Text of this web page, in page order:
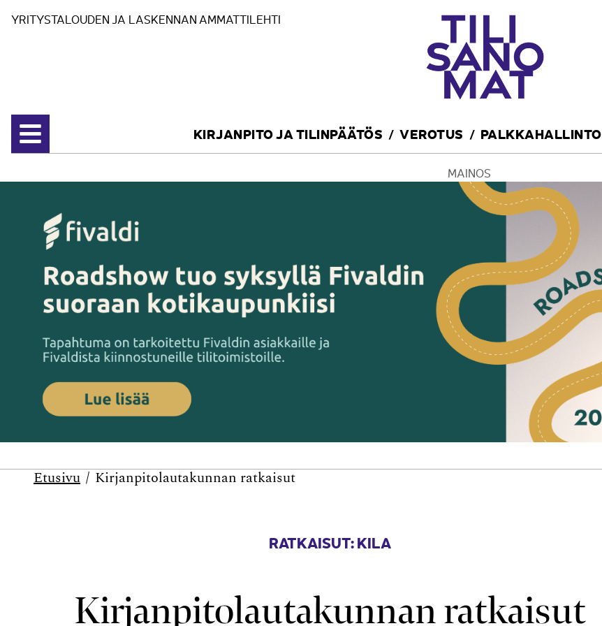
YRITYSTALOUDEN JA LASKENNAN AMMATTILEHTI
Avaa valikko
KIRJANPITO JA TILINPÄÄTÖS VEROTUS PALKKAHALLINTO
MAINOS
Etusivu Kirjanpitolautakunnan ratkaisut
RATKAISUT: KILA
Kirjanpitolautakunnan ratkaisut